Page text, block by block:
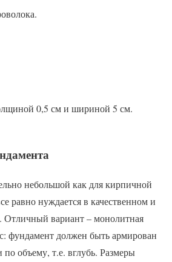
0,5 см и шириной 5 см.
небольшой как для кирпичной
равно нуждается в качественном и
вариант – монолитная
фундамент должен быть армирован
объему, т.е. вглубь. Размеры